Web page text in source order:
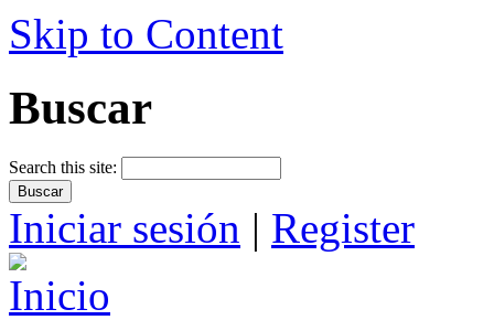
Skip to Content
Buscar
Search this site:
Iniciar sesión | Register